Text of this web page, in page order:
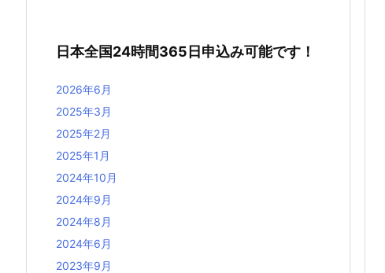
日本全国24時間365日申込み可能です！
2026年6月
2025年3月
2025年2月
2025年1月
2024年10月
2024年9月
2024年8月
2024年6月
2023年9月